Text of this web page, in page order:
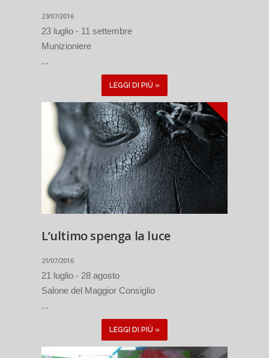
23/07/2016
23 luglio - 11 settembre
Munizioniere
...
LEGGI DI PIÙ »
L’ultimo spenga la luce
21/07/2016
21 luglio - 28 agosto
Salone del Maggior Consiglio
...
LEGGI DI PIÙ »